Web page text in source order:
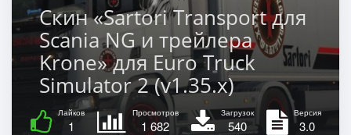
Скин «Sartori Transport для
Scania NG и трейлера
Krone» для Euro Truck
Simulator 2 (v1.35.x)
Лайков
1
Просмотров
1 682
Загрузок
540
Версия
3.0